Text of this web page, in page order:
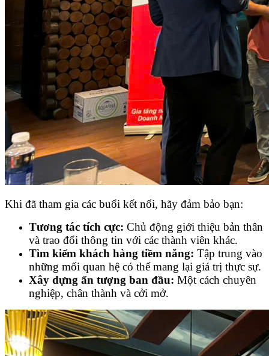
Khi đã tham gia các buổi kết nối, hãy đảm bảo bạn:
Tương tác tích cực: Chủ động giới thiệu bản thân
và trao đổi thông tin với các thành viên khác.
Tìm kiếm khách hàng tiềm năng: Tập trung vào
những mối quan hệ có thể mang lại giá trị thực sự.
Xây dựng ấn tượng ban đầu: Một cách chuyên
nghiệp, chân thành và cởi mở.